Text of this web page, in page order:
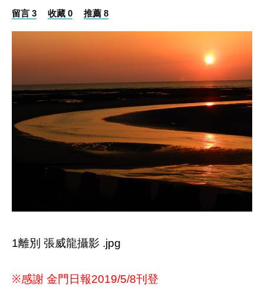
留言 3 收藏 0 推薦 8
1離別 張威龍攝影 .jpg
※感謝金門日報2019/5/8刊登